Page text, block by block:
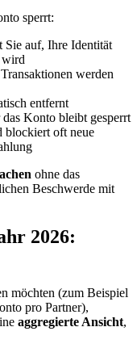
sperrt:
Sie auf, Ihre Identität
wird
werden
entfernt
Konto bleibt gesperrt
blockiert oft neue
ohne das
Beschwerde mit
2026:
möchten (zum Beispiel
pro Partner),
aggregierte Ansicht,